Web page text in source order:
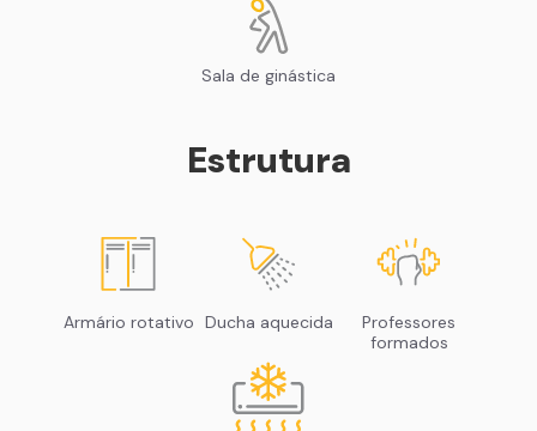
Sala de ginástica
Estrutura
Armário rotativo Ducha aquecida
Professores
formados